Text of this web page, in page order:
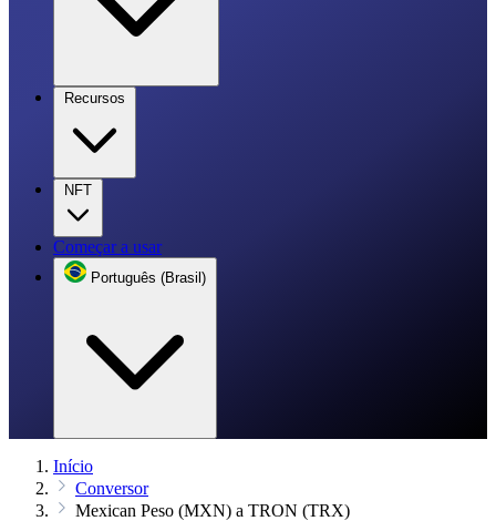
Recursos
NFT
Começar a usar
Português (Brasil)
Início
Conversor
Mexican Peso (MXN) a TRON (TRX)